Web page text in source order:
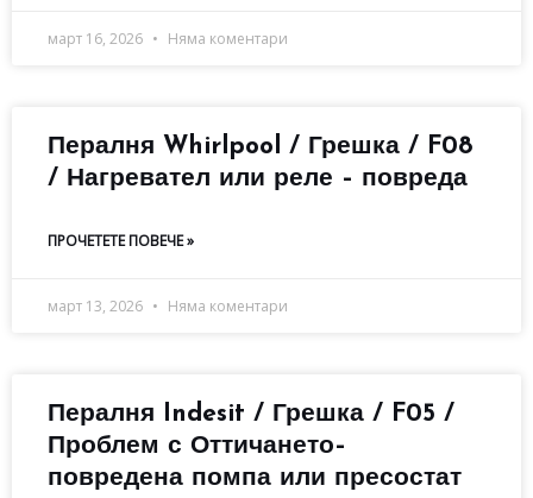
март 16, 2026 Няма коментари
Пералня Whirlpool / Грешка / F08
/ Нагревател или реле – повреда
ПРОЧЕТЕТЕ ПОВЕЧЕ »
март 13, 2026 Няма коментари
Пералня Indesit / Грешка / F05 /
Проблем с Оттичането–
повредена помпа или пресостат